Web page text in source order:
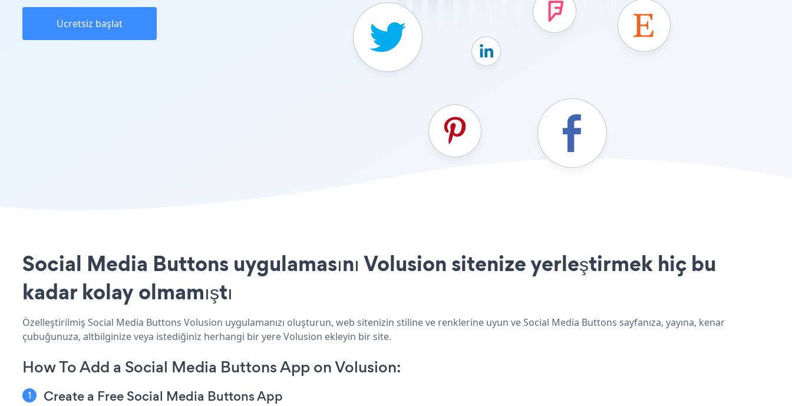
Ücretsiz başlat
Social Media Buttons uygulamasını Volusion sitenize yerleştirmek hiç bu
kadar kolay olmamıştı
Özelleştirilmiş Social Media Buttons Volusion uygulamanızı oluşturun, web sitenizin stiline ve renklerine uyun ve Social Media Buttons sayfanıza, yayına, kenar
çubuğunuza, altbilginize veya istediğiniz herhangi bir yere Volusion ekleyin bir site.
How To Add a Social Media Buttons App on Volusion:
Create a Free Social Media Buttons App